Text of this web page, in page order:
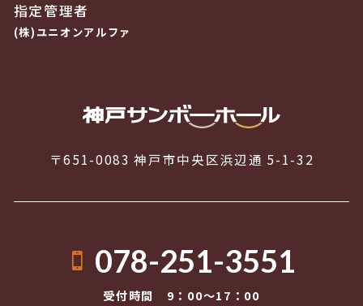
〒651-0083 神戸市中央区浜辺通 5-1-32
078-251-3551
受付時間 9：00〜17：00
指定管理者
(株)ユニオンアルファ